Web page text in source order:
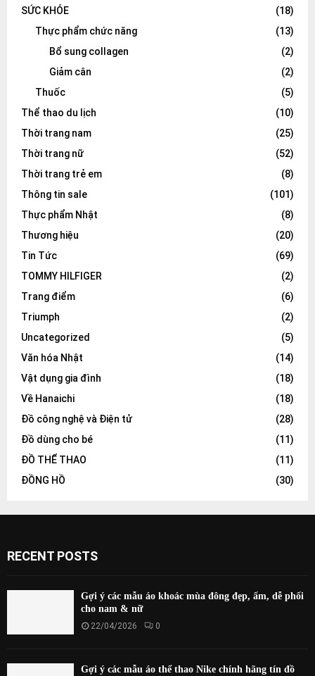
SỨC KHỎE
(18)
Thực phẩm chức năng
(13)
Bổ sung collagen
(2)
Giảm cân
(2)
Thuốc
(5)
Thể thao du lịch
(10)
Thời trang nam
(25)
Thời trang nữ
(52)
Thời trang trẻ em
(8)
Thông tin sale
(101)
Thực phẩm Nhật
(8)
Thương hiệu
(20)
Tin Tức
(69)
TOMMY HILFIGER
(2)
Trang điểm
(6)
Triumph
(2)
Uncategorized
(5)
Văn hóa Nhật
(14)
Vật dụng gia đình
(18)
Về Hanaichi
(18)
Đồ công nghệ và Điện tử
(28)
Đồ dùng cho bé
(11)
ĐỒ THỂ THAO
(11)
ĐỒNG HỒ
(30)
RECENT POSTS
Gợi ý các mẫu áo khoác mùa đông đẹp, ấm, dễ phối
cho nam & nữ
22/04/2026 0
Gợi ý các mẫu áo thể thao Nike chính hãng tín đồ